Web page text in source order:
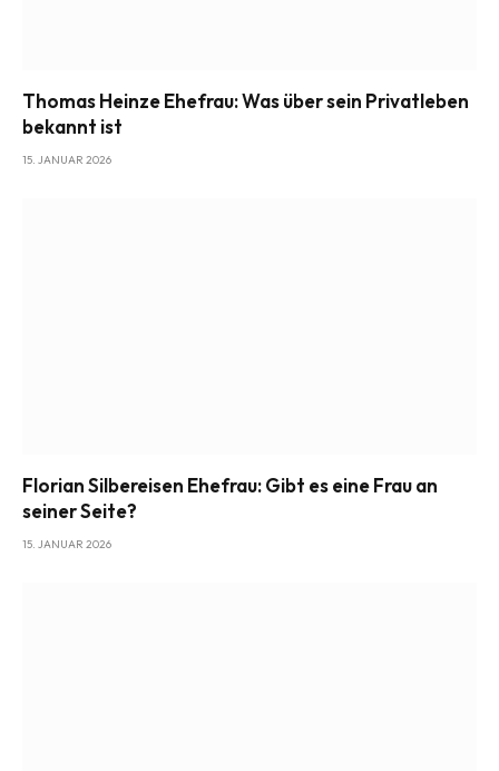
Thomas Heinze Ehefrau: Was über sein Privatleben
bekannt ist
15. JANUAR 2026
Florian Silbereisen Ehefrau: Gibt es eine Frau an
seiner Seite?
15. JANUAR 2026